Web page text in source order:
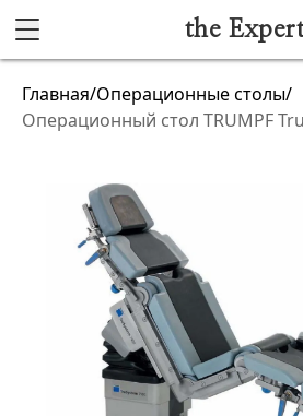
the
Акушерство и гинекология
Гибкая эндоскопия
Лучевая диагностика
Ультразвуковая диагностика
Офтальмологическое оборудование
Главная/Операционные столы/
Операционный стол TRUMPF